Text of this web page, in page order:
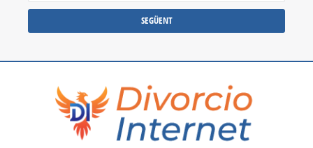
SEGÜENT